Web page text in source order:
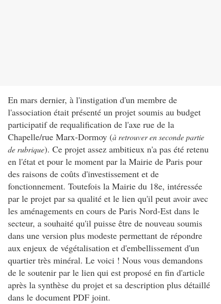
En mars dernier, à l'instigation d'un membre de
l'association était présenté un projet soumis au budget
participatif de requalification de l'axe rue de la
Chapelle/rue Marx-Dormoy (à retrouver en seconde partie
de rubrique). Ce projet assez ambitieux n'a pas été retenu
en l'état et pour le moment par la Mairie de Paris pour
des raisons de coûts d'investissement et de
fonctionnement. Toutefois la Mairie du 18e, intéressée
par le projet par sa qualité et le lien qu'il peut avoir avec
les aménagements en cours de Paris Nord-Est dans le
secteur, a souhaité qu'il puisse être de nouveau soumis
dans une version plus modeste permettant de répondre
aux enjeux de végétalisation et d'embellissement d'un
quartier très minéral. Le voici ! Nous vous demandons
de le soutenir par le lien qui est proposé en fin d'article
après la synthèse du projet et sa description plus détaillé
dans le document PDF joint.